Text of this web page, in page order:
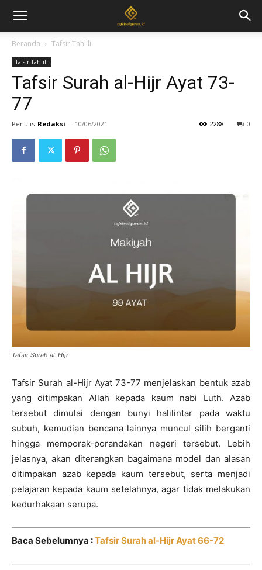
Beranda Tafsir Tahlili
Tafsir Tahlili
Tafsir Surah al-Hijr Ayat 73-
77
Penulis Redaksi - 10/06/2021 0
2288
Tafsir Surah al-Hijr
Tafsir Surah al-Hijr Ayat 73-77 menjelaskan bentuk azab
yang ditimpakan Allah kepada kaum nabi Luth. Azab
tersebut dimulai dengan bunyi halilintar pada waktu
subuh, kemudian bencana lainnya muncul silih berganti
hingga memporak-porandakan negeri tersebut. Lebih
jelasnya, akan diterangkan bagaimana model dan alasan
ditimpakan azab kepada kaum tersebut, serta menjadi
pelajaran kepada kaum setelahnya, agar tidak melakukan
kedurhakaan serupa.
Baca Sebelumnya :Tafsir Surah al-Hijr Ayat 66-72